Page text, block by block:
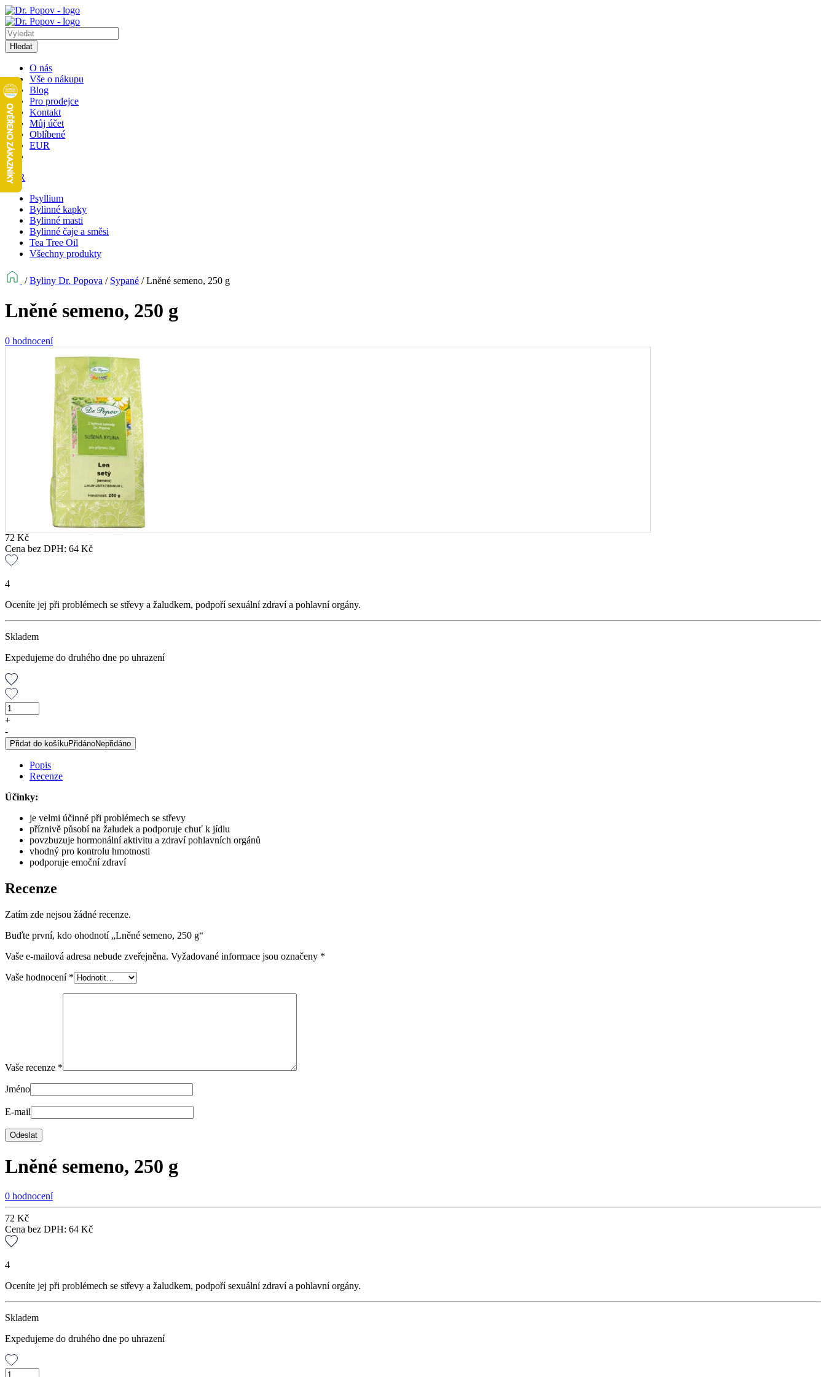
Hledat
O nás
Vše o nákupu
Blog
Pro prodejce
Kontakt
Můj účet
Oblíbené
EUR
EUR
Psyllium
Bylinné kapky
Bylinné masti
Bylinné čaje a směsi
Tea Tree Oil
Všechny produkty
/Byliny Dr. Popova / Sypané /Lněné semeno, 250 g
Lněné semeno, 250 g
0 hodnocení
72 Kč
Cena bez DPH: 64 Kč
4
Oceníte jej při problémech se střevy a žaludkem, podpoří sexuální zdraví a pohlavní orgány.
Skladem
Expedujeme do druhého dne po uhrazení
Lněné
semeno,
g
množství
+
-
Přidat do košíkuPřidánoNepřidáno
Popis
Recenze
Účinky:
je velmi účinné při problémech se střevy
příznivě působí na žaludek a podporuje chuť k jídlu
povzbuzuje hormonální aktivitu a zdraví pohlavních orgánů
vhodný pro kontrolu hmotnosti
podporuje emoční zdraví
Recenze
Zatím zde nejsou žádné recenze.
Buďte první, kdo ohodnotí „Lněné semeno, 250 g“
Vaše e-mailová adresa nebude zveřejněna. Vyžadované informace jsou označeny *
Vaše hodnocení *
Vaše recenze *
Jméno
E-mail
Lněné semeno, 250 g
0 hodnocení
72 Kč
Cena bez DPH: 64 Kč
4
Oceníte jej při problémech se střevy a žaludkem, podpoří sexuální zdraví a pohlavní orgány.
Skladem
Expedujeme do druhého dne po uhrazení
Lněné